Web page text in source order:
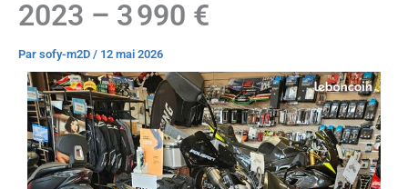
2023 – 3 990 €
Par sofy-m2D / 12 mai 2026